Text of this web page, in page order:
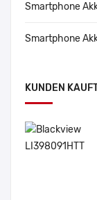
Smartphone
Smartphone
KUNDEN